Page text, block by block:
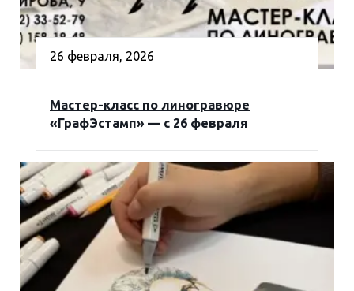
26 февраля, 2026
Мастер-класс по линогравюре
«ГрафЭстамп» — с 26 февраля